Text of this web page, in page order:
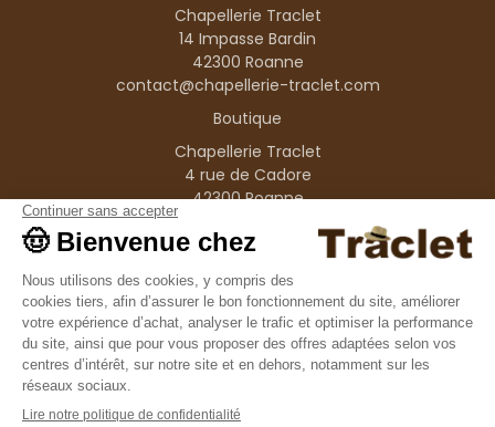
Chapellerie Traclet
14 Impasse Bardin
42300 Roanne
contact@chapellerie-traclet.com
Boutique
Chapellerie Traclet
4 rue de Cadore
42300 Roanne
Produits
Nos marques